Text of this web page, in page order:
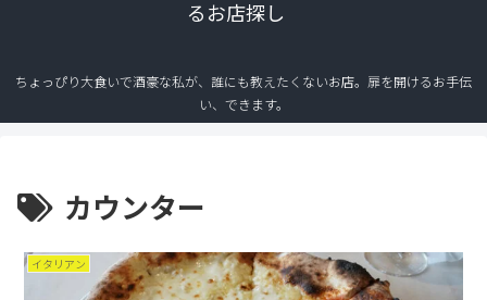
るお店探し
ちょっぴり大食いで酒豪な私が、誰にも教えたくないお店。扉を開けるお手伝
い、できます。
カウンター
イタリアン